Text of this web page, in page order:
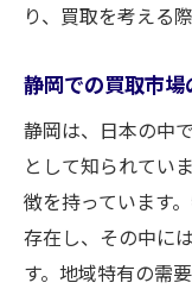
最新の市
静岡で評
店舗の信
長期的に
静岡の地
オンライ
り、買取を考える
静岡での買取市場
静岡は、日本の中
として知られてい
徴を持っています
存在し、その中に
す。地域特有の需